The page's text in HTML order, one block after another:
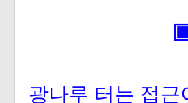
광나루 터는 접